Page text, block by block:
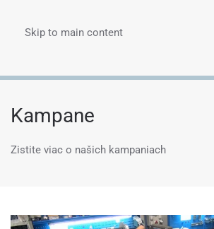
Skip to main content
Kampane
Zistite viac o našich kampaniach